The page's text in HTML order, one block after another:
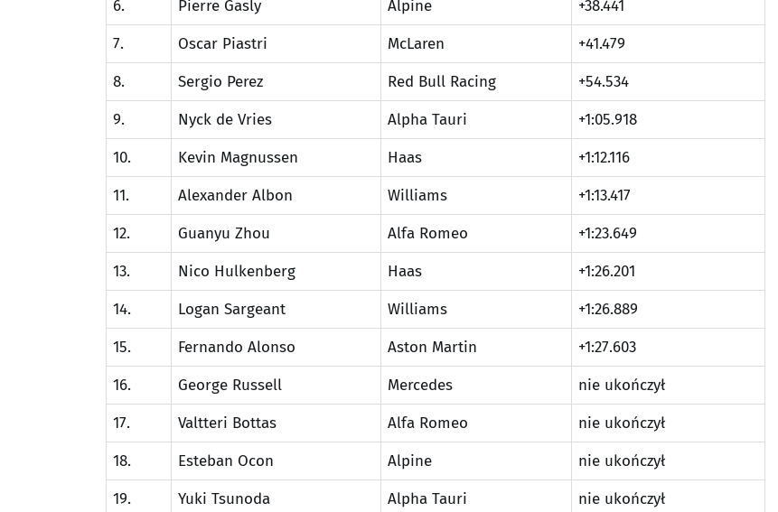
6.
Pierre Gasly Alpine
+38.441
7.
Oscar Piastri McLaren
+41.479
8.
Sergio Perez Red Bull Racing
+54.534
9.
Nyck de Vries Alpha Tauri
+1:05.918
10.
Kevin Magnussen Haas
+1:12.116
11.
Alexander Albon Williams
+1:13.417
12.
Guanyu Zhou Alfa Romeo
+1:23.649
13.
Nico Hulkenberg Haas
+1:26.201
14.
Logan Sargeant Williams
+1:26.889
15.
Fernando Alonso Aston Martin
+1:27.603
16.
George Russell Mercedes
nie ukończył
17.
Valtteri Bottas Alfa Romeo
nie ukończył
18.
Esteban Ocon Alpine
nie ukończył
19.
Yuki Tsunoda Alpha Tauri
nie ukończył